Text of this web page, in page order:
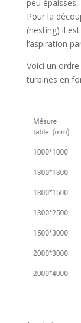
peu
Pour la
(nesting) il
l’aspiration
Voici un ordre
turbines en